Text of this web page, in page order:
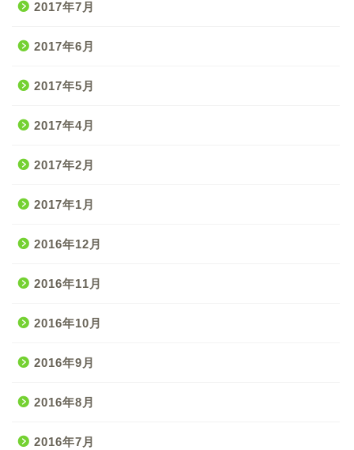
2017年7月
2017年6月
2017年5月
2017年4月
2017年2月
2017年1月
2016年12月
2016年11月
2016年10月
2016年9月
2016年8月
2016年7月